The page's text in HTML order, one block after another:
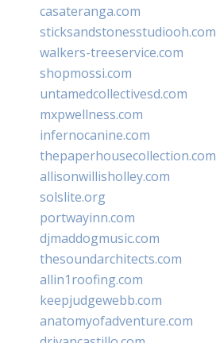
casateranga.com
sticksandstonesstudiooh.com
walkers-treeservice.com
shopmossi.com
untamedcollectivesd.com
mxpwellness.com
infernocanine.com
thepaperhousecollection.com
allisonwillisholley.com
solslite.org
portwayinn.com
djmaddogmusic.com
thesoundarchitects.com
allin1roofing.com
keepjudgewebb.com
anatomyofadventure.com